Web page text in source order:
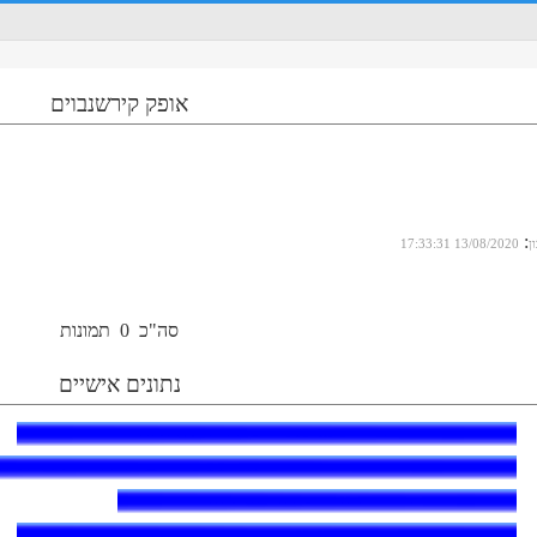
אופק קירשנבוים
:
13/08/2020 17:33:31
סה"כ 0 תמונות
נתונים אישיים